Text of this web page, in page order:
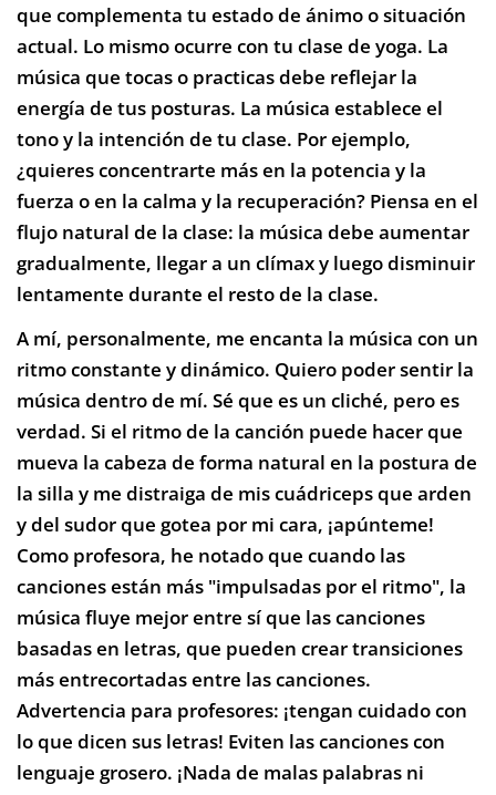
que complementa tu estado de ánimo o situación
actual. Lo mismo ocurre con tu clase de yoga. La
música que tocas o practicas debe reflejar la
energía de tus posturas. La música establece el
tono y la intención de tu clase. Por ejemplo,
¿quieres concentrarte más en la potencia y la
fuerza o en la calma y la recuperación? Piensa en el
flujo natural de la clase: la música debe aumentar
gradualmente, llegar a un clímax y luego disminuir
lentamente durante el resto de la clase.
A mí, personalmente, me encanta la música con un
ritmo constante y dinámico. Quiero poder sentir la
música dentro de mí. Sé que es un cliché, pero es
verdad. Si el ritmo de la canción puede hacer que
mueva la cabeza de forma natural en la postura de
la silla y me distraiga de mis cuádriceps que arden
y del sudor que gotea por mi cara, ¡apúnteme!
Como profesora, he notado que cuando las
canciones están más "impulsadas por el ritmo", la
música fluye mejor entre sí que las canciones
basadas en letras, que pueden crear transiciones
más entrecortadas entre las canciones.
Advertencia para profesores: ¡tengan cuidado con
lo que dicen sus letras! Eviten las canciones con
lenguaje grosero. ¡Nada de malas palabras ni